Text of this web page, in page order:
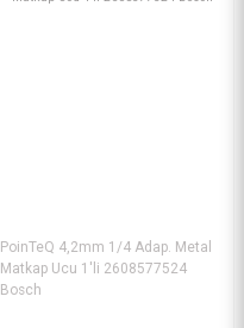
PoinTeQ 4,2mm 1/4 Adap. Metal
Matkap Ucu 1'li 2608577524
Bosch